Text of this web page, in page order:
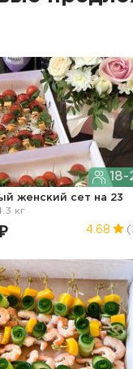
18-
женский сет на 23
кг
4.68